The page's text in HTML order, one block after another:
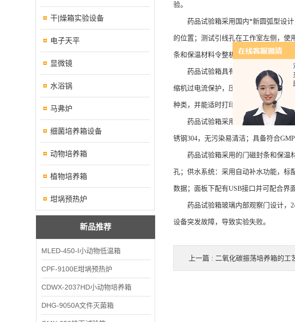
干|燥箱实验设备
电子天平
显微镜
水浴锅
马弗炉
细菌培养箱设备
动物培养箱
植物培养箱
坩埚预热炉
新品推荐
MLED-450-I小动物低温箱
CPF-9100E坩埚预热炉
CDWX-2037HD小动物培养箱
DHG-9050A文件灭菌箱
验。
药品试验箱采用国内*新圆弧型设计
的位置；测试引线孔在工作室左侧，使
条和保温材料令整机性能更*。
药品试验箱具有PID自动演算功能，
缩机过电流保护，压缩机过压力保护，
种类，并能适时打印和记录可见光照度
药品试验箱采用合理的光源顶部设计
锈钢304，无污染易清洁；具备符合
药品试验箱采用的门磁封条和保温材
孔；供水系统：采用自动补水功能，标
数据；面板下配有USB接口并可配合界
药品试验箱玻璃内部观察门设计，24
设备突发故障，导致实验失败。
上一篇 : 二氧化碳振荡培养箱的工